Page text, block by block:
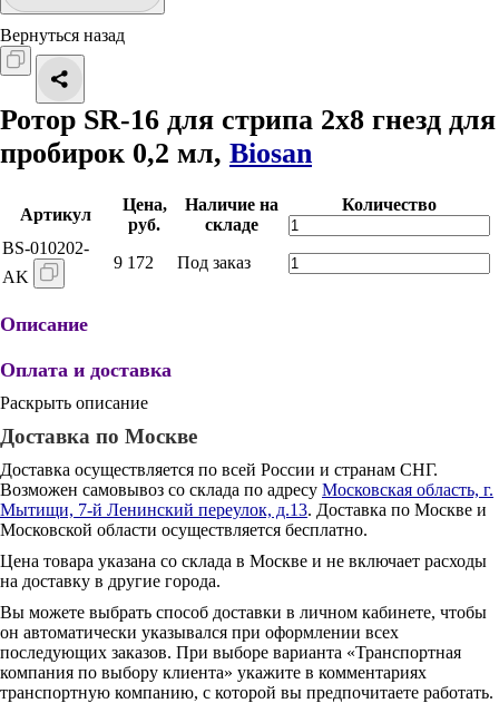
Вернуться назад
Ротор SR-16 для стрипа 2х8 гнезд для
пробирок 0,2 мл, Biosan
Артикул
Цена,
руб.
Наличие на
складе
Количество
BS-010202-
AK
9 172 Под заказ
Описание
Оплата и доставка
Раскрыть описание
Доставка по Москве
Доставка осуществляется по всей России и странам СНГ.
Возможен самовывоз со склада по адресу Московская область, г.
Мытищи, 7-й Ленинский переулок, д.13. Доставка по Москве и
Московской области осуществляется бесплатно.
Цена товара указана со склада в Москве и не включает расходы
на доставку в другие города.
Вы можете выбрать способ доставки в личном кабинете, чтобы
он автоматически указывался при оформлении всех
последующих заказов. При выборе варианта «Транспортная
компания по выбору клиента» укажите в комментариях
транспортную компанию, с которой вы предпочитаете работать.